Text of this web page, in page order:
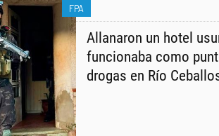
FPA
Allanaron un hotel
funcionaba como
drogas en Río